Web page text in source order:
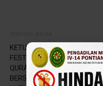
KETUA MA RESMIKAN
FESTIVAL AKBAR BACA AL-
QURÁN BRAILE DAN ZIKIR
BERSAMA 1000 TUNANETRA